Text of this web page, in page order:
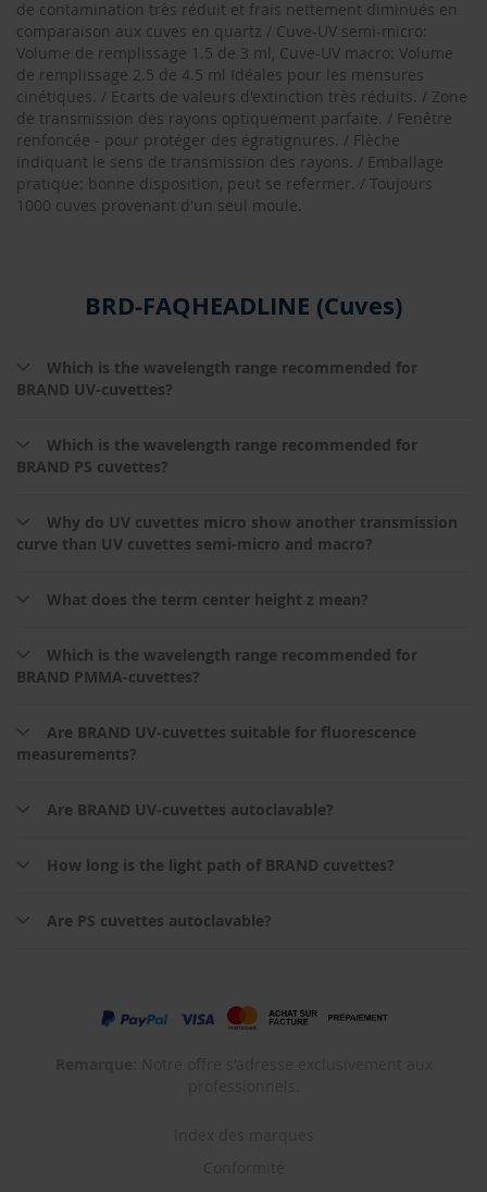
de contamination très réduit et frais nettement diminués en
comparaison aux cuves en quartz / Cuve-UV semi-micro:
Volume de remplissage 1.5 de 3 ml, Cuve-UV macro: Volume
de remplissage 2.5 de 4.5 ml Idéales pour les mensures
cinétiques. / Ecarts de valeurs d'extinction très réduits. / Zone
de transmission des rayons optiquement parfaite. / Fenêtre
renfoncée - pour protéger des égratignures. / Flèche
indiquant le sens de transmission des rayons. / Emballage
pratique: bonne disposition, peut se refermer. / Toujours
1000 cuves provenant d'un seul moule.
BRD-FAQHEADLINE (Cuves)
Which is the wavelength range recommended for
BRAND UV-cuvettes?
Which is the wavelength range recommended for
BRAND PS cuvettes?
Why do UV cuvettes micro show another transmission
curve than UV cuvettes semi-micro and macro?
What does the term center height z mean?
Which is the wavelength range recommended for
BRAND PMMA-cuvettes?
Are BRAND UV-cuvettes suitable for fluorescence
measurements?
Are BRAND UV-cuvettes autoclavable?
How long is the light path of BRAND cuvettes?
Are PS cuvettes autoclavable?